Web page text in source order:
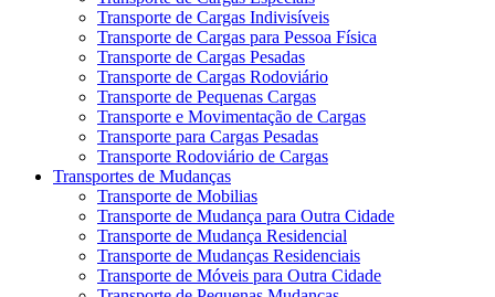
Transporte de Cargas Indivisíveis
Transporte de Cargas para Pessoa Física
Transporte de Cargas Pesadas
Transporte de Cargas Rodoviário
Transporte de Pequenas Cargas
Transporte e Movimentação de Cargas
Transporte para Cargas Pesadas
Transporte Rodoviário de Cargas
Transportes de Mudanças
Transporte de Mobilias
Transporte de Mudança para Outra Cidade
Transporte de Mudança Residencial
Transporte de Mudanças Residenciais
Transporte de Móveis para Outra Cidade